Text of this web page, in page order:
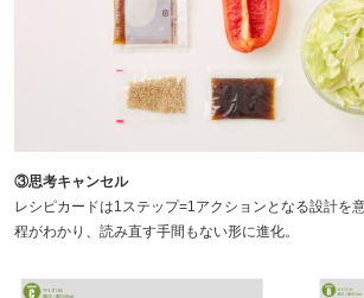
③思考キャンセル
レシピカードは1ステップ=1アクションとなる設計を
程がわかり、読み直す手間もない形に進化。